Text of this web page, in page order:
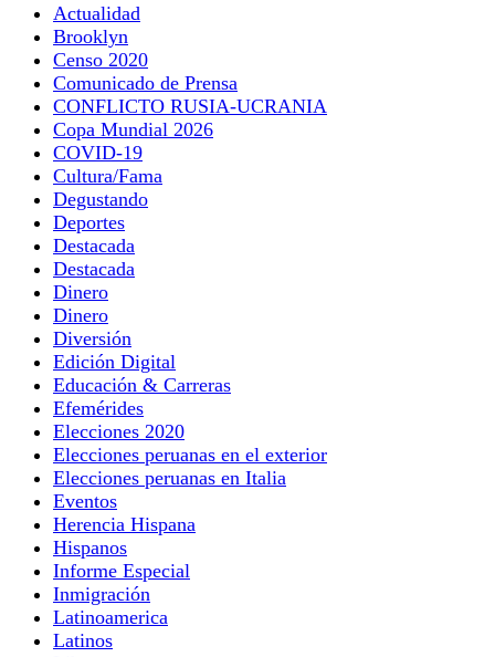
Actualidad
Brooklyn
Censo 2020
Comunicado de Prensa
CONFLICTO RUSIA-UCRANIA
Copa Mundial 2026
COVID-19
Cultura/Fama
Degustando
Deportes
Destacada
Destacada
Dinero
Dinero
Diversión
Edición Digital
Educación & Carreras
Efemérides
Elecciones 2020
Elecciones peruanas en el exterior
Elecciones peruanas en Italia
Eventos
Herencia Hispana
Hispanos
Informe Especial
Inmigración
Latinoamerica
Latinos